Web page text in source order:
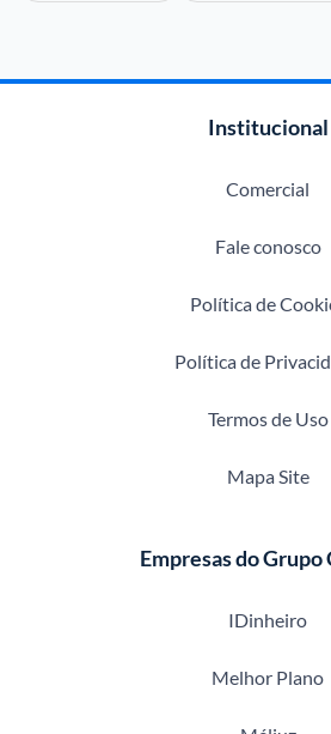
Institucional
Comercial
Fale conosco
Política de
Política de
Termos de Uso
Mapa Site
Empresas do Grupo
IDinheiro
Melhor Plano